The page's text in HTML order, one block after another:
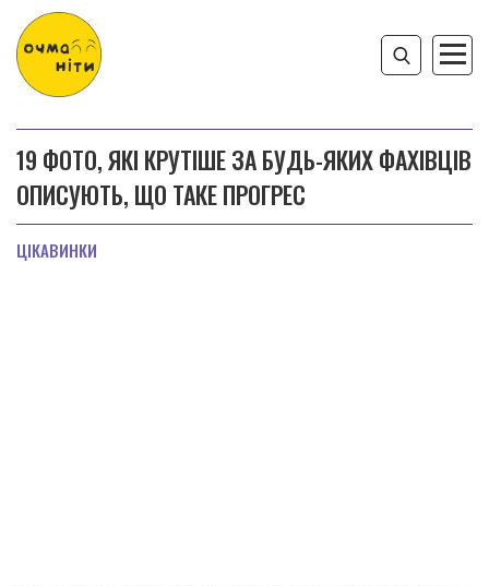
19 ФОТО, ЯКІ КРУТІШЕ ЗА БУДЬ-ЯКИХ ФАХІВЦІВ
ОПИСУЮТЬ, ЩО ТАКЕ ПРОГРЕС
ЦІКАВИНКИ